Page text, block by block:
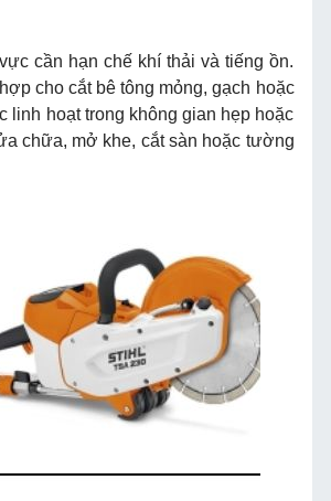
cần hạn chế khí thải và tiếng ồn.
cho cắt bê tông mỏng, gạch hoặc
linh hoạt trong không gian hẹp hoặc
chữa, mở khe, cắt sàn hoặc tường